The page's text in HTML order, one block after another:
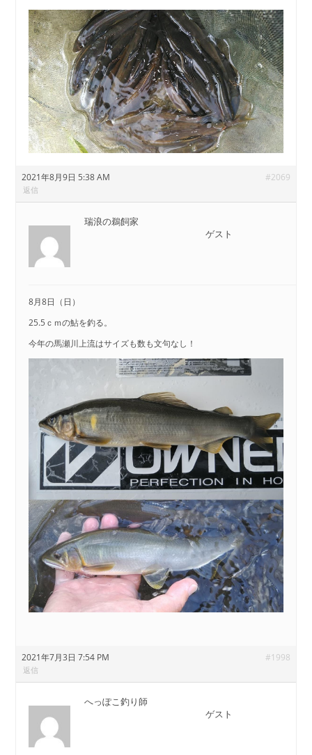
2021年8月9日 5:38 AM #2069
返信
瑞浪の鵜飼家
ゲスト
8月8日（日）
25.5ｃｍの鮎を釣る。
今年の馬瀬川上流はサイズも数も文句なし！
2021年7月3日 7:54 PM #1998
返信
へっぽこ釣り師
ゲスト